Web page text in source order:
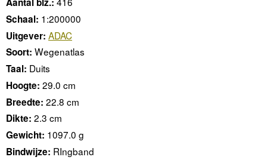
Aantal blz.:
Schaal: 1:200000
Uitgever: ADAC
Soort: Wegenatlas
Taal: Duits
Hoogte: 29.0 cm
Breedte: 22.8 cm
Dikte: 2.3 cm
Gewicht: 1097.0 g
Bindwijze: RIngband